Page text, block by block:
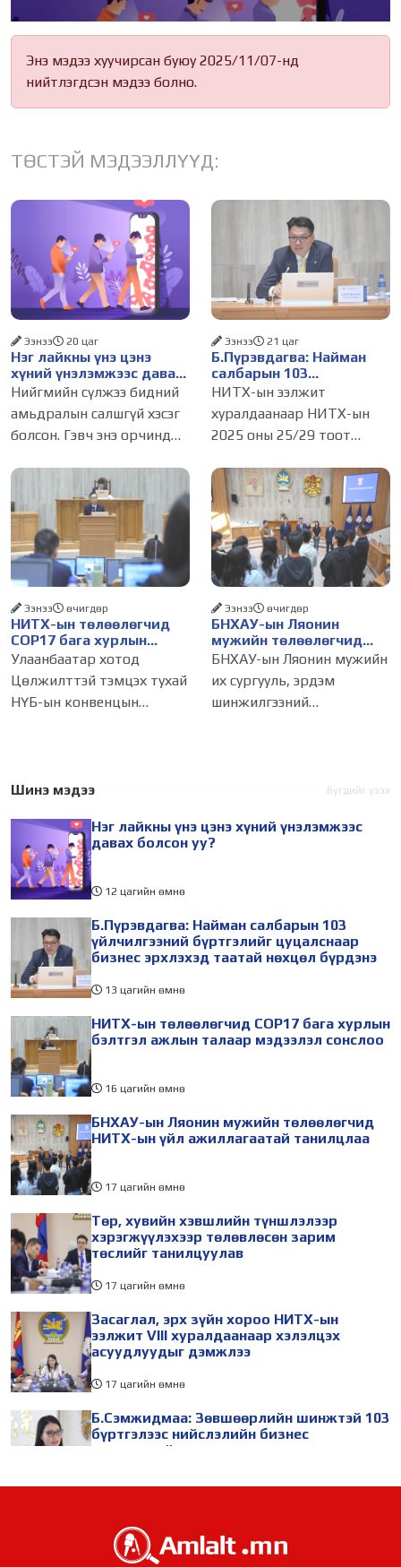
Энэ мэдээ хуучирсан буюу 2025/11/07-нд
нийтлэгдсэн мэдээ болно.
ТӨСТЭЙ МЭДЭЭЛЛҮҮД:
Нэг лайкны үнэ цэнэ
хүний үнэлэмжээс давах
болсон уу?
Ээнээ 20 цаг
Нийгмийн сүлжээ бидний
амьдралын салшгүй хэсэг
болсон. Гэвч энэ орчинд
амжилт, тэр ч байтугай
хүний үнэ цэнийг хүртэл
лайк, шэйр, дагагчийн
тоогоор хэмжих хандлага
газар авч
Б.Пүрэвдагва: Найман
салбарын 103
үйлчилгээний
бүртгэлийг цуцалснаар
бизнес эрхлэхэд таатай
нөхцөл бүрдэнэ
Ээнээ 21 цаг
НИТХ-ын ээлжит
хуралдаанаар НИТХ-ын
2025 оны 25/29 тоот
журмын зарим хэсгийг
хүчингүй болгож,
зөвшөөрлийн шинжтэй
103 бүртгэлээс нийслэлийн
бизнес эрхлэгчдийг
НИТХ-ын төлөөлөгчид
COP17 бага хурлын
бэлтгэл ажлын талаар
мэдээлэл сонслоо
Ээнээ өчигдѳр
Улаанбаатар хотод
Цөлжилттэй тэмцэх тухай
НҮБ-ын конвенцын
өдөр зохион
холбогдуулан Нийслэлийн
БНХАУ-ын Ляонин
мужийн төлөөлөгчид
НИТХ-ын үйл
танилцлаа
Ээнээ өчигдѳр
БНХАУ-ын Ляонин мужийн
их сургууль, эрдэм
шинжилгээний
төлөөлөгчид Монгол
айлчлалынхаа хүрээнд
Шинэ мэдээ Бүгдийг үзэх
Нэг лайкны үнэ цэнэ хүний үнэлэмжээс
давах болсон уу?
12 цагийн өмнө
Б.Пүрэвдагва: Найман салбарын 103
үйлчилгээний бүртгэлийг цуцалснаар
бизнес эрхлэхэд таатай нөхцөл бүрдэнэ
13 цагийн өмнө
НИТХ-ын төлөөлөгчид COP17 бага хурлын
бэлтгэл ажлын талаар мэдээлэл сонслоо
16 цагийн өмнө
БНХАУ-ын Ляонин мужийн төлөөлөгчид
НИТХ-ын үйл ажиллагаатай танилцлаа
17 цагийн өмнө
Төр, хувийн хэвшлийн түншлэлээр
хэрэгжүүлэхээр төлөвлөсөн зарим
төслийг танилцуулав
17 цагийн өмнө
Засаглал, эрх зүйн хороо НИТХ-ын
ээлжит VIII хуралдаанаар хэлэлцэх
асуудлуудыг дэмжлээ
17 цагийн өмнө
Б.Сэмжидмаа: Зөвшөөрлийн шинжтэй 103
бүртгэлээс нийслэлийн бизнес
эрхлэгчдийг чөлөөллөө
төсвийн талаарх ерөнхий хяналтын
сонсгол зохион байгуулсан байна